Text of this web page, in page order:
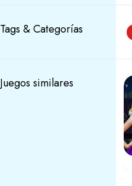
Tags & Categorías
Juegos similares